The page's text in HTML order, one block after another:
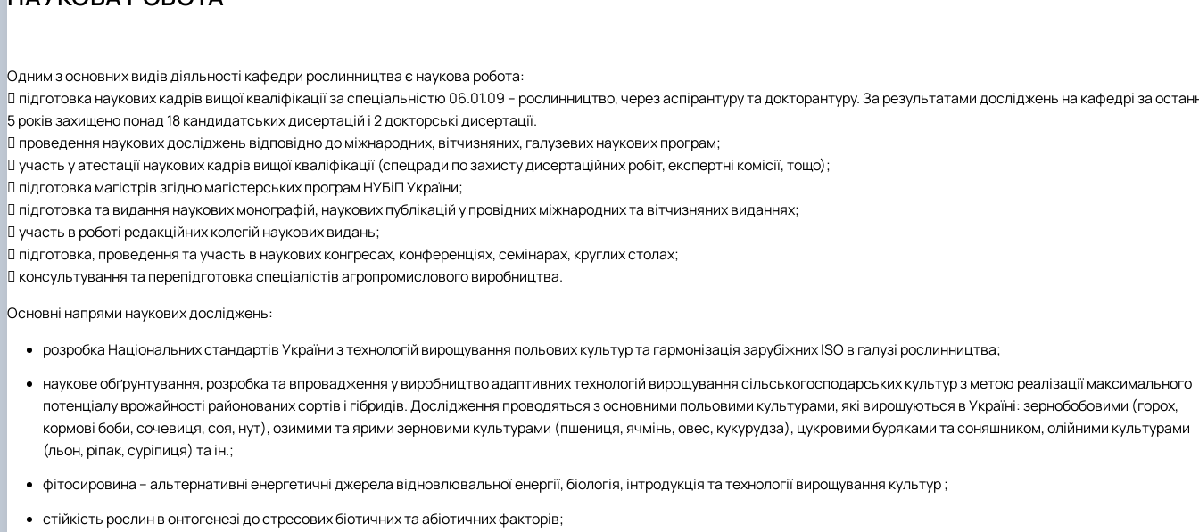
Навчальна робота
Матеріально-технічне забезпечення
Навчальні та науково-дослідні лабораторії
Профорієнтаційна діяльність кафедри
Графік роботи НПП
Навчальна практика
ЗАВГОРОДНЯ Світлана Володимирівна
Підручники, навчальні посібники та методичні рекомендації для ОС "Бакалавр"
Аспірантура
Студентський науковий гурток "Дистанційні технології в рослинництві"
Студентський науковий гурток "Малопоширені кормові культури"
Наука бізнесу
Публікації
Конференції
Наукові публікації студентів
Меморандуми, договори про співпрацю
Телефони гарячих ліній
Одним з основних видів діяльності кафедри рослинництва є наукова робота:
 підготовка наукових кадрів вищої кваліфікації за спеціальністю 06.01.09 – рослинництво, через аспірантуру та докторантуру. За результатами досліджень на кафедрі за
5 років захищено понад 18 кандидатських дисертацій і 2 докторські дисертації.
 проведення наукових досліджень відповідно до міжнародних, вітчизняних, галузевих наукових програм;
 участь у атестації наукових кадрів вищої кваліфікації (спецради по захисту дисертаційних робіт, експертні комісії, тощо);
 підготовка магістрів згідно магістерських програм НУБіП України;
 підготовка та видання наукових монографій, наукових публікацій у провідних міжнародних та вітчизняних виданнях;
 участь в роботі редакційних колегій наукових видань;
 підготовка, проведення та участь в наукових конгресах, конференціях, семінарах, круглих столах;
 консультування та перепідготовка спеціалістів агропромислового виробництва.
Основні напрями наукових досліджень:
розробка Національних стандартів України з технологій вирощування польових культур та гармонізація зарубіжних ISO в галузі рослинництва;
наукове обґрунтування, розробка та впровадження у виробництво адаптивних технологій вирощування сільськогосподарських культур з метою реалізації максимального
потенціалу врожайності районованих сортів і гібридів. Дослідження проводяться з основними польовими культурами, які вирощуються в Україні: зернобобовими (горох,
кормові боби, сочевиця, соя, нут), озимими та ярими зерновими культурами (пшениця, ячмінь, овес, кукурудза), цукровими буряками та соняшником, олійними культурами
(льон, ріпак, суріпиця) та ін.;
фітосировина – альтернативні енергетичні джерела відновлювальної енергії, біологія, інтродукція та технології вирощування культур ;
стійкість рослин в онтогенезі до стресових біотичних та абіотичних факторів;